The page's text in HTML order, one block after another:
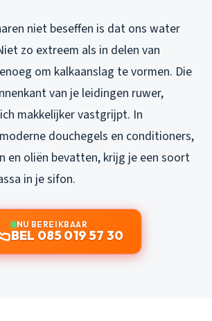
niet beseffen is dat ons water
zo extreem als in delen van
om kalkaanslag te vormen. Die
van je leidingen ruwer,
makkelijker vastgrijpt. In
douchegels en conditioners,
en oliën bevatten, krijg je een soort
in je sifon.
NU BEREIKBAAR
BEL 085 019 57 30